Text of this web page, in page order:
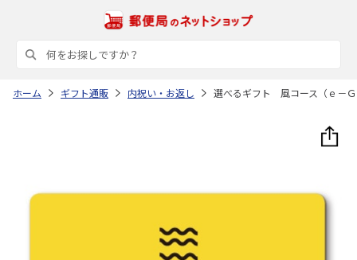
ホーム ギフト通販 内祝い・お返し 選べるギフト 風コース（ｅ－